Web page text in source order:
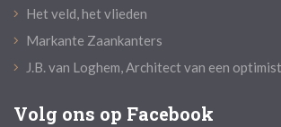
Het veld, het vlieden
Markante Zaankanters
J.B. van Loghem, Architect van een
Volg ons op Facebook